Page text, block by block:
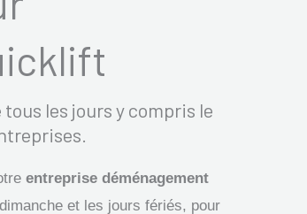
les jours y compris le
entreprise déménagement
et les jours fériés, pour